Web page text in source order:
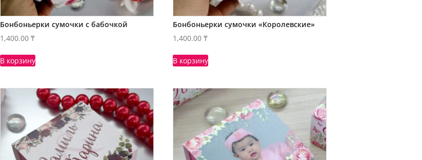
Бонбоньерки сумочки с бабочкой
1,400.00₸
В корзину
Бонбоньерки сумочки «Королевские»
1,400.00₸
В корзину